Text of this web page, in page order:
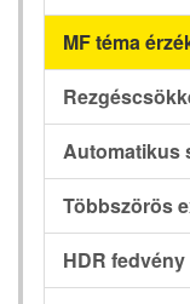
MF téma
Automatikus
Többszörös
HDR fedvény